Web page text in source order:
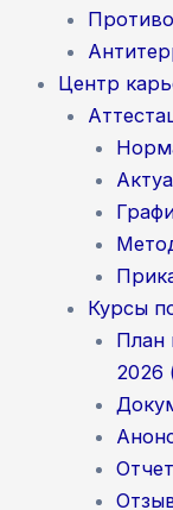
Центр
Курсы
План
2026